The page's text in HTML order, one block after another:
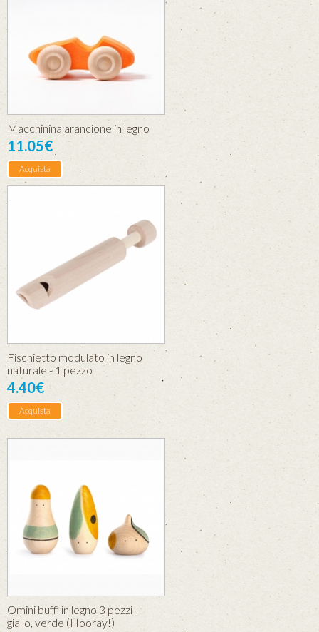
Macchinina arancione in legno
11.05€
Acquista
Fischietto modulato in legno
naturale - 1 pezzo
4.40€
Acquista
Omini buffi in legno 3 pezzi -
giallo, verde (Hooray!)